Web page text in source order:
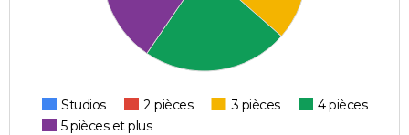
Studios 2 pièces 3 pièces
4 pièces
5 pièces et plus